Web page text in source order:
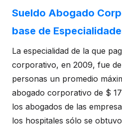
Sueldo Abogado
base de
La especialidad de la que
corporativo, en 2009, fue
personas un promedio
abogado corporativo de $
los abogados de las
los hospitales sólo se